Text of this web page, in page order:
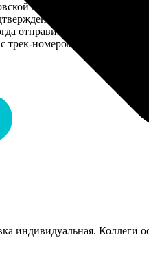
картой. После
на email с
отправим заказ
трек-номером для
индивидуальная. Коллеги